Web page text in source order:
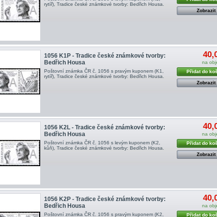
rytíř), Tradice české známkové tvorby: Bedřich Housa .
Zobrazit
1056 K1P - Tradice české známkové tvorby:
Bedřich Housa
Poštovní známka ČR č. 1056 s pravým kuponem (K1,
rytíř), Tradice české známkové tvorby: Bedřich Housa .
na
Přidat do
Zobrazit
1056 K2L - Tradice české známkové tvorby:
Bedřich Housa
Poštovní známka ČR č. 1056 s levým kuponem (K2,
kůň), Tradice české známkové tvorby: Bedřich Housa .
na
Přidat do
Zobrazit
1056 K2P - Tradice české známkové tvorby:
Bedřich Housa
Poštovní známka ČR č. 1056 s pravým kuponem (K2,
na
Přidat do